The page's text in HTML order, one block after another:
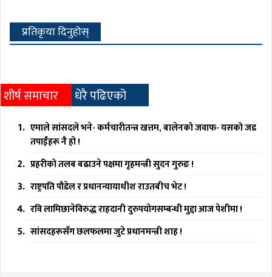
प्रतिकृया दिनुहोस्
शीर्ष समाचार धेरै पढिएको
एमाले सांसदले भने- कर्मचारीतन्त्र खत्तम, बालेनको जवाफ- यसको जड
तपाईंहरू नै हो !
प्रहरीको तलब बढाउने पक्षमा गृहमन्त्री सुदन गुरुङ !
राष्ट्रपति पौडेल र प्रधानन्यायाधीश राउतबीच भेट !
रवि लामिछानेविरुद्ध राहदानी दुरुपयोगसम्बन्धी मुद्दा आज पेशीमा !
सांसदहरूसँग छलफलमा जुटे प्रधानमन्त्री शाह !